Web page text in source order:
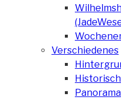
Verschiedenes